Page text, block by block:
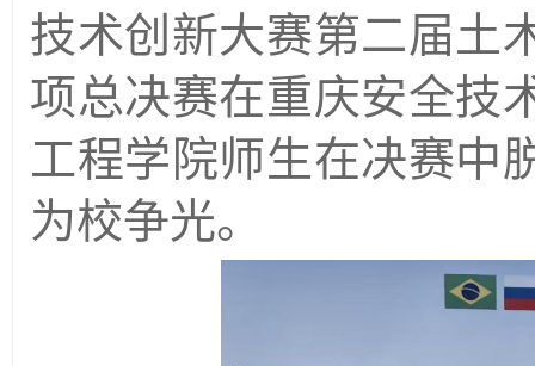
技术创新大赛第二届土
项总决赛在重庆安全技
工程学院师生在决赛中
为校争光。